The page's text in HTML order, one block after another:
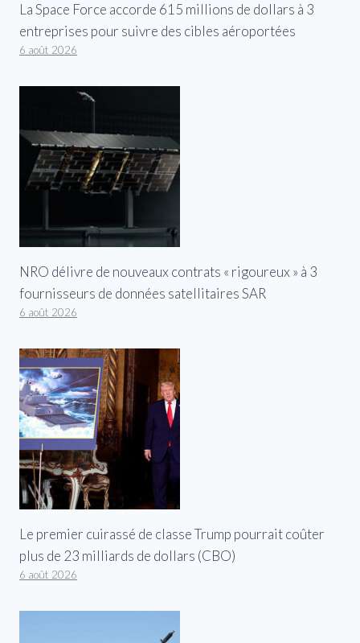
La Space Force accorde 615 millions de dollars à 3
entreprises pour suivre des cibles aéroportées
6 août 2026
NRO délivre de nouveaux contrats « rigoureux » à 3
fournisseurs de données satellitaires SAR
6 août 2026
Le premier cuirassé de classe Trump pourrait coûter
plus de 23 milliards de dollars (CBO)
6 août 2026